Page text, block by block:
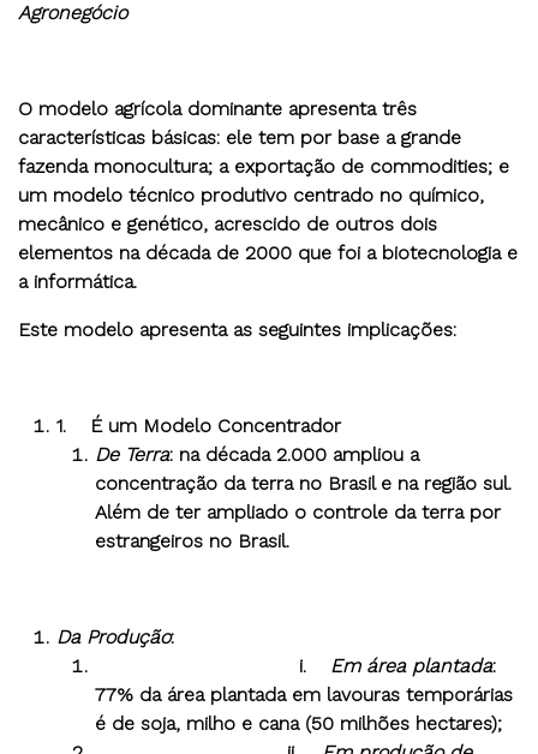
Agronegócio
O modelo agrícola dominante apresenta três
características básicas: ele tem por base a grande
fazenda monocultura; a exportação de commodities; e
um modelo técnico produtivo centrado no químico,
mecânico e genético, acrescido de outros dois
elementos na década de 2000 que foi a biotecnologia e
a informática.
Este modelo apresenta as seguintes implicações:
1.
É um Modelo Concentrador
De Terra: na década 2.000 ampliou a
concentração da terra no Brasil e na região sul.
Além de ter ampliado o controle da terra por
estrangeiros no Brasil.
Da Produção:
i. Em área plantada:
77% da área plantada em lavouras temporárias
é de soja, milho e cana (50 milhões hectares);